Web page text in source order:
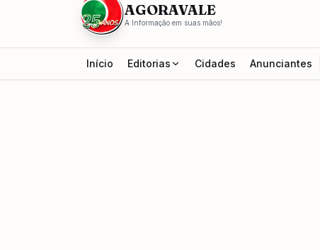
AGORAVALE
A Informação em suas mãos!
Início Editorias Cidades Anunciantes